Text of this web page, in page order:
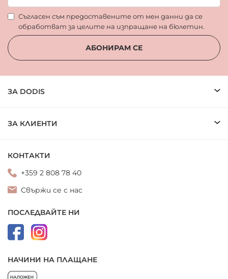
Съгласен съм предоставените от мен данни да се
обработват за целите на изпращане на бюлетин.
АБОНИРАМ СЕ
ЗА DODIS
ЗА КЛИЕНТИ
КОНТАКТИ
+359 2 808 78 40
Свържи се с нас
ПОСЛЕДВАЙТЕ НИ
НАЧИНИ НА ПЛАЩАНЕ